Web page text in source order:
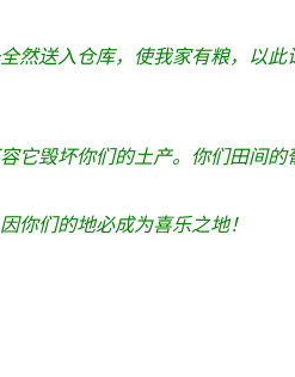
然送入仓库，使我家有粮，以
它毁坏你们的土产。你们田间的
你们的地必成为喜乐之地！